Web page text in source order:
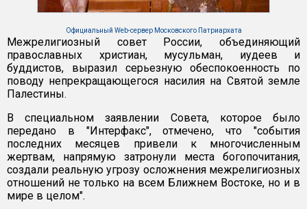
Официальный Web-сервер Московского Патриархата
Межрелигиозный совет России, объединяющий
православных христиан, мусульман, иудеев и
буддистов, выразил серьезную обеспокоенность по
поводу непрекращающегося насилия на Святой земле
Палестины.
В специальном заявлении Совета, которое было
передано в "Интерфакс", отмечено, что "события
последних месяцев привели к многочисленным
жертвам, напрямую затронули места богопочитания,
создали реальную угрозу осложнения межрелигиозных
отношений не только на всем Ближнем Востоке, но и в
мире в целом".